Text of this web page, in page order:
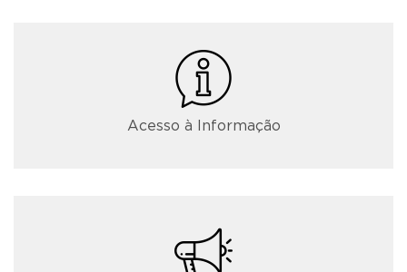
Acesso à Informação